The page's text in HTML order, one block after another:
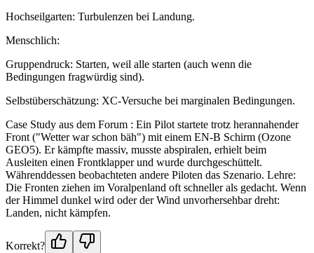
Hochseilgarten: Turbulenzen bei Landung.
Menschlich:
Gruppendruck: Starten, weil alle starten (auch wenn die
Bedingungen fragwürdig sind).
Selbstüberschätzung: XC-Versuche bei marginalen Bedingungen.
Case Study aus dem Forum : Ein Pilot startete trotz herannahender
Front ("Wetter war schon bäh") mit einem EN-B Schirm (Ozone
GEO5). Er kämpfte massiv, musste abspiralen, erhielt beim
Ausleiten einen Frontklapper und wurde durchgeschüttelt.
Währenddessen beobachteten andere Piloten das Szenario. Lehre:
Die Fronten ziehen im Voralpenland oft schneller als gedacht. Wenn
der Himmel dunkel wird oder der Wind unvorhersehbar dreht:
Landen, nicht kämpfen.
Korrekt?